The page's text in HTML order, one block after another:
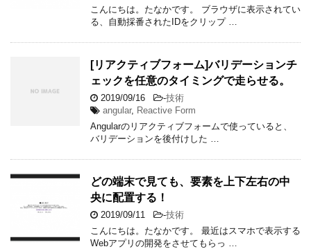
こんにちは。たなかです。 ブラウザに表示されてい
る、自動採番されたIDをクリップ …
[リアクティブフォーム]バリデーションチ
ェックを任意のタイミングで走らせる。
2019/09/16 -技術
angular, Reactive Form
Angularのリアクティブフォームで使っていると、
バリデーションを後付けした …
どの端末で見ても、要素を上下左右の中
央に配置する！
2019/09/11 -技術
こんにちは。たなかです。 最近はスマホで表示する
Webアプリの開発をさせてもらっ …